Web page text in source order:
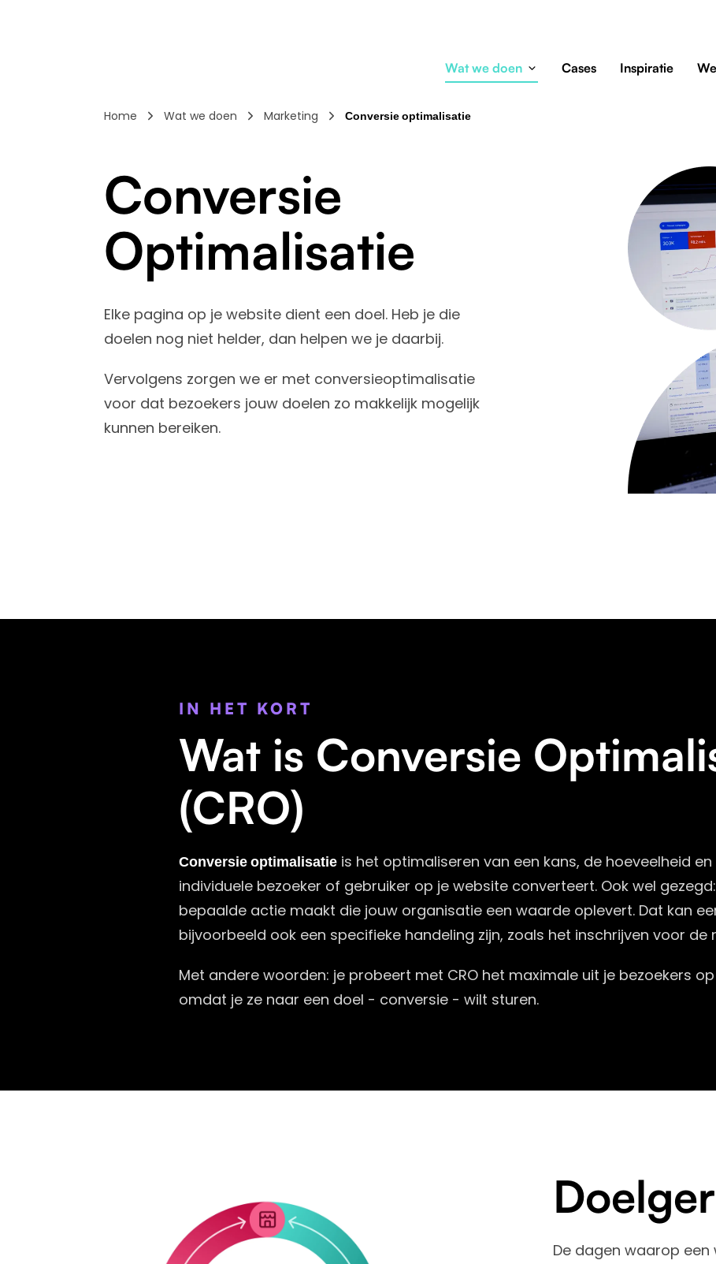
Wat we doen Cases Inspiratie
Home Wat we doen Marketing Conversie optimalisatie
Conversie
Optimalisatie
Elke pagina op je website dient een doel. Heb je die
doelen nog niet helder, dan helpen we je daarbij.
Vervolgens zorgen we er met conversieoptimalisatie
voor dat bezoekers jouw doelen zo makkelijk mogelijk
kunnen bereiken.
IN HET KORT
Wat is Conversie
(CRO)
Conversie optimalisatie is het optimaliseren van een kans, de hoeveelheid
individuele bezoeker of gebruiker op je website converteert. Ook wel
bepaalde actie maakt die jouw organisatie een waarde oplevert. Dat kan
bijvoorbeeld ook een specifieke handeling zijn, zoals het inschrijven voor de
Met andere woorden: je probeert met CRO het maximale uit je bezoekers
omdat je ze naar een doel - conversie - wilt sturen.
De dagen waarop